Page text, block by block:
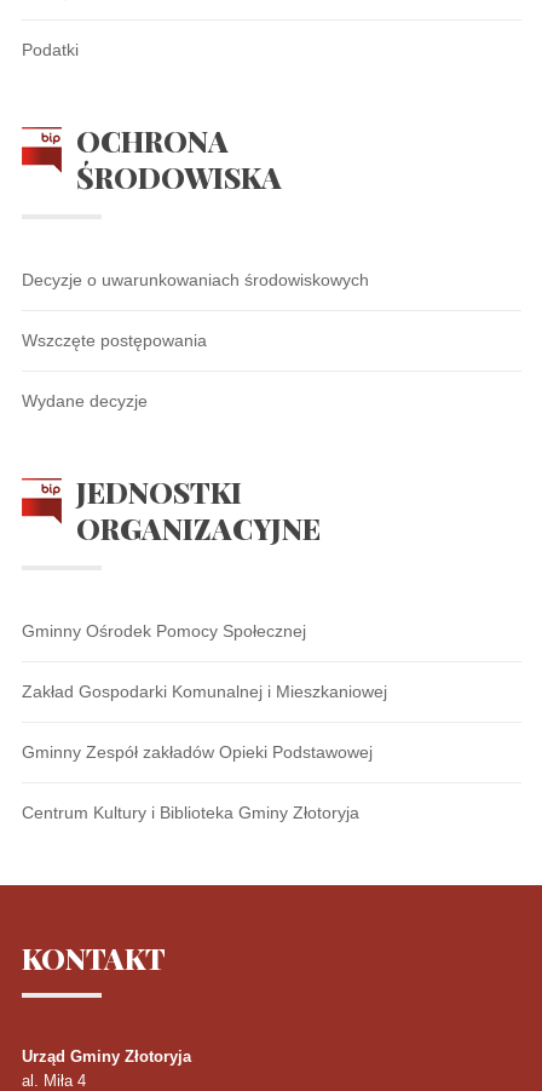
Podatki
OCHRONA
ŚRODOWISKA
Decyzje o uwarunkowaniach środowiskowych
Wszczęte postępowania
Wydane decyzje
JEDNOSTKI
ORGANIZACYJNE
Gminny Ośrodek Pomocy Społecznej
Zakład Gospodarki Komunalnej i Mieszkaniowej
Gminny Zespół zakładów Opieki Podstawowej
Centrum Kultury i Biblioteka Gminy Złotoryja
KONTAKT
Urząd Gminy Złotoryja
al. Miła 4